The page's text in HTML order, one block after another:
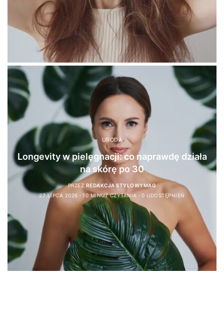
URODA
Longevity w pielęgnacji: co naprawdę działa
na skórę po 30
PRZEZ REDAKCJA STYLOWYMAG
27 LIPCA 2026
10 MINUT CZYTANIA 0 UDOSTĘPNIEŃ